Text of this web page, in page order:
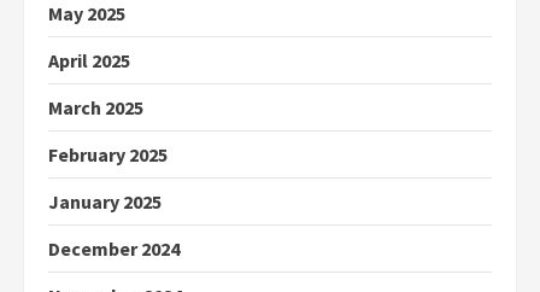
May 2025
April 2025
March 2025
February 2025
January 2025
December 2024